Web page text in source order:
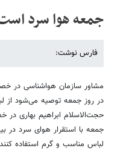
جمعه هوا سرد
فارس نوشت:
مشاور سازمان هواشناسی در
در روز جمعه توصیه می‌شود از
حجت‌الاسلام ابراهیم بهاری
جمعه با استقرار هوای سرد در
لباس مناسب و گرم استفاده